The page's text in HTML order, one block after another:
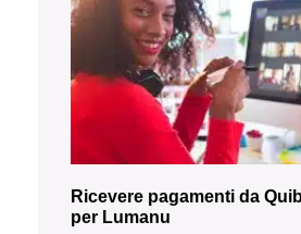
Ricevere pagamenti da
per Lumanu